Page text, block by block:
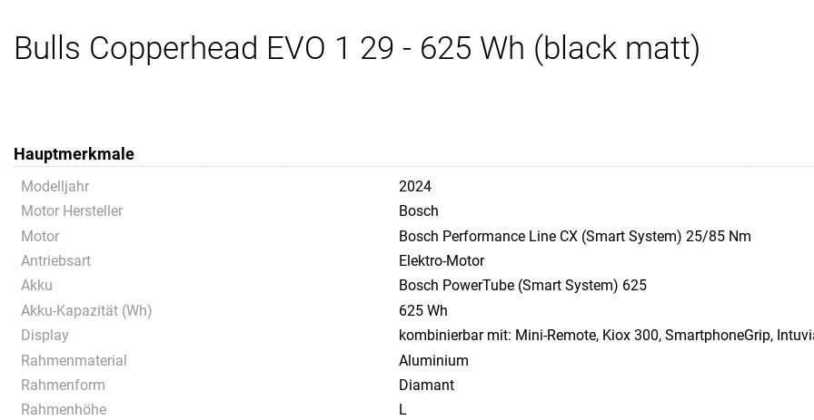
Bulls Copperhead EVO 1 29 - 625 Wh (black matt)
Hauptmerkmale
Modelljahr
2024
Motor Hersteller
Bosch
Motor
Bosch Performance Line CX (Smart System) 25/85 Nm
Antriebsart
Elektro-Motor
Akku
Bosch PowerTube (Smart System) 625
Akku-Kapazität (Wh)
625 Wh
Display
kombinierbar mit: Mini-Remote, Kiox 300, SmartphoneGrip,
Rahmenmaterial
Aluminium
Rahmenform
Diamant
Rahmenhöhe
L